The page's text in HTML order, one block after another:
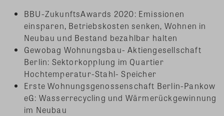
BBU-ZukunftsAwards 2020: Emissionen
einsparen, Betriebskosten senken, Wohnen in
Neubau und Bestand bezahlbar halten
Gewobag Wohnungsbau- Aktiengesellschaft
Berlin: Sektorkopplung im Quartier
Hochtemperatur-Stahl- Speicher
Erste Wohnungsgenossenschaft Berlin-Pankow
eG: Wasserrecycling und Wärmerückgewinnung
im Neubau